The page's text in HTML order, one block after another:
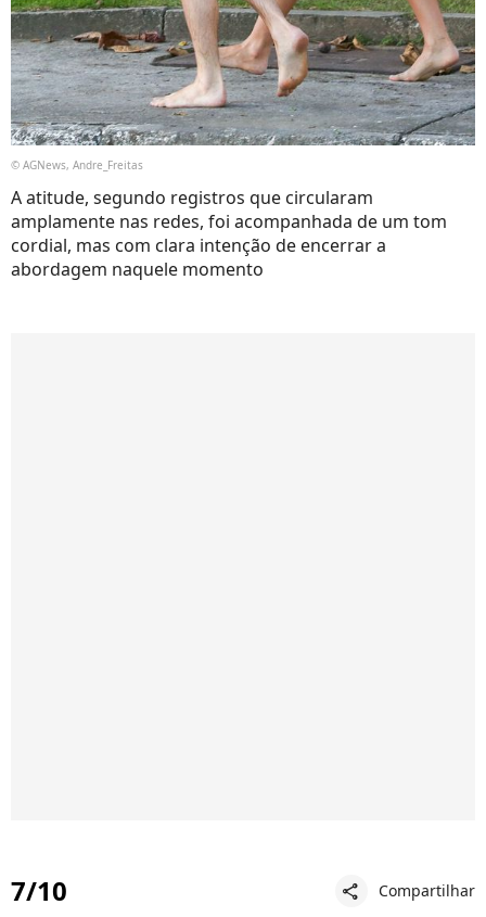
© AGNews, Andre_Freitas
A atitude, segundo registros que circularam
amplamente nas redes, foi acompanhada de um tom
cordial, mas com clara intenção de encerrar a
abordagem naquele momento
7/10 share Compartilhar